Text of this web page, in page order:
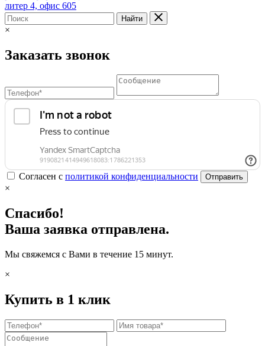
литер 4, офис 605
Найти
×
Заказать звонок
Согласен с политикой конфиденциальности Отправить
×
Спасибо!
Ваша заявка отправлена.
Мы свяжемся с Вами в течение 15 минут.
×
Купить в 1 клик